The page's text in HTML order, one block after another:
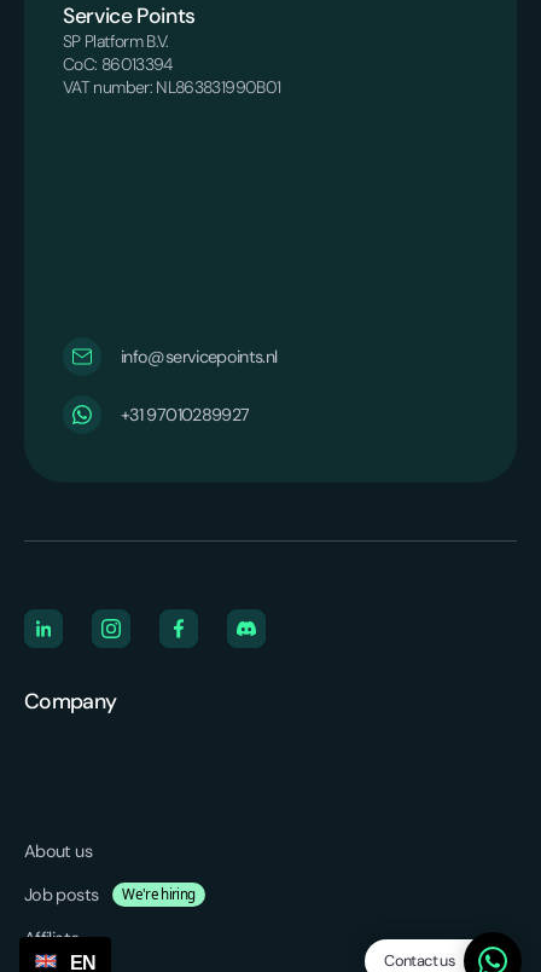
Contact us
Service Points
SP Platform B.V.
CoC: 86013394
VAT number: NL863831990B01
info@servicepoints.nl
+31 97010289927
Company
About us
Job posts
We're hiring
Affiliate
EN